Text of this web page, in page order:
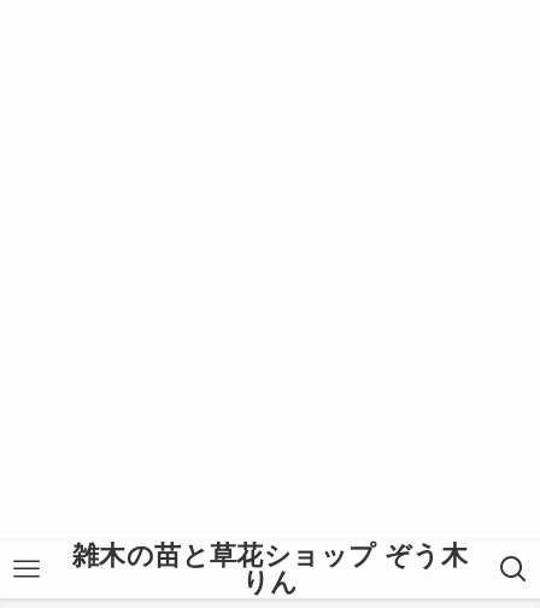
雑木の苗と草花ショップ ぞう木
りん